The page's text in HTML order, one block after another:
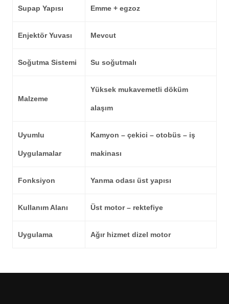
Supap Yapısı Emme + egzoz
Enjektör Yuvası Mevcut
Soğutma Sistemi Su soğutmalı
Malzeme
Yüksek mukavemetli döküm
alaşım
Uyumlu
Uygulamalar
Kamyon – çekici – otobüs – iş
makinası
Fonksiyon Yanma odası üst yapısı
Kullanım Alanı Üst motor – rektefiye
Uygulama Ağır hizmet dizel motor